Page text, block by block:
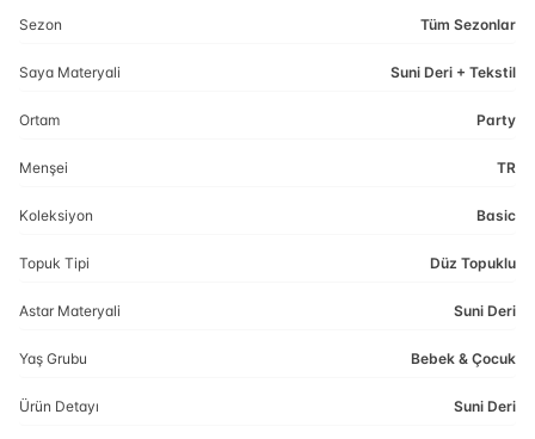
Sezon Tüm Sezonlar
Saya Materyali Suni Deri + Tekstil
Ortam Party
Menşei TR
Koleksiyon Basic
Topuk Tipi Düz Topuklu
Astar Materyali Suni Deri
Yaş Grubu Bebek & Çocuk
Ürün Detayı Suni Deri